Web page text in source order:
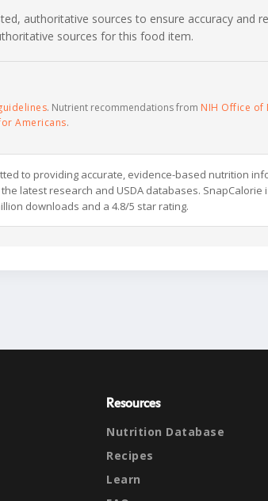
authoritative sources to ensure accuracy and
sources for this food item.
. Nutrient recommendations from NIH Office of
Americans.
to providing accurate, evidence-based nutrition
latest research and USDA databases. SnapCalorie
downloads and a 4.8/5 star rating.
Resources
Nutrition Database
Recipes
Learn